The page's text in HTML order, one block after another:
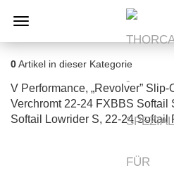
0Artikel in dieser Kategorie
V Performance, „Revolver”
Verchromt 22-24 FXBBS Softail
Softail Lowrider S, 22-24